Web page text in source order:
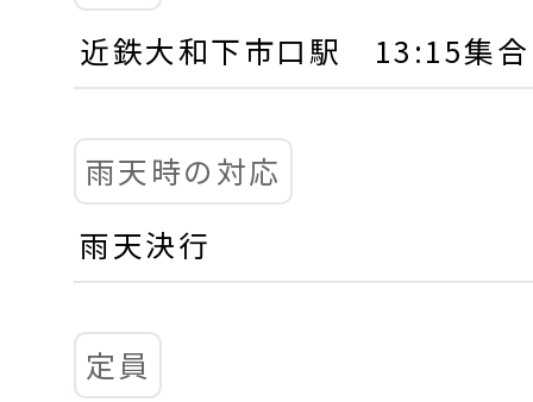
近鉄大和下市口駅 13:15集合
雨天時の対応
雨天決行
定員